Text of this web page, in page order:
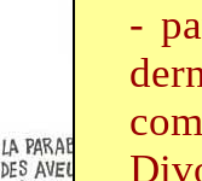
-